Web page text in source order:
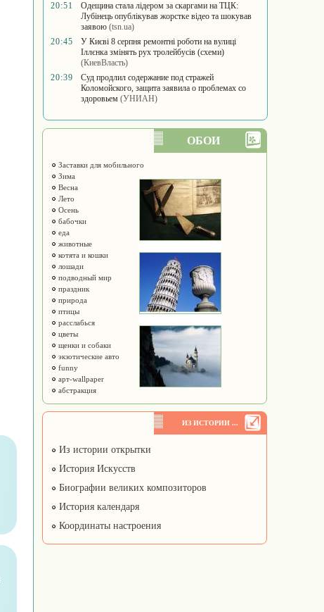
20:51
Одещина стала лідером за скаргами на ТЦК:
Лубінець опублікував жорстке відео та шокував
заявою (tsn.ua)
20:45
У Києві 8 серпня ремонтні роботи на вулиці
Іллєнка змінять рух тролейбусів (схеми)
(КиевВласть)
20:39
Суд продлил содержание под стражей
Коломойского, защита заявила о проблемах со
здоровьем (УНИАН)
ОБОИ
Заставки для мобильного
Зима
Весна
Лето
Осень
бабочки
еда
животные
котята и кошки
лошади
подводный мир
праздник
природа
птицы
расслабься
цветы
щенки и собаки
экзотические авто
funny
арт-wallpaper
абстракция
ИЗ ИСТОРИИ ...
Из истории открытки
История Искусств
Биографии великих композиторов
История календаря
Координаты настроения